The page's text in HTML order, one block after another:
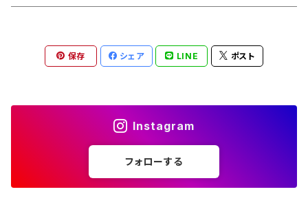
保存 シェア LINE ポスト
Instagram
フォローする